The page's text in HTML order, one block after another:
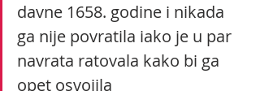
davne 1658. godine i nikada
ga nije povratila iako je u par
navrata ratovala kako bi ga
opet osvojila